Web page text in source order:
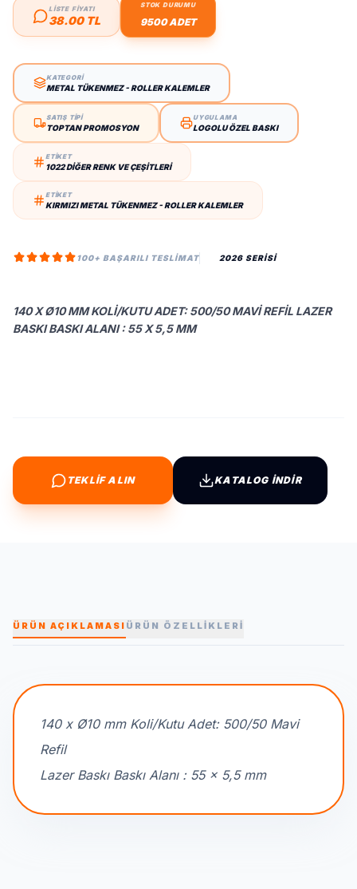
LİSTE FİYATI
38.00 TL
STOK DURUMU
9500 ADET
KATEGORİ
METAL TÜKENMEZ - ROLLER KALEMLER
SATIŞ TİPİ
TOPTAN PROMOSYON
UYGULAMA
LOGOLU ÖZEL BASKI
ETİKET
1022 DIĞER RENK VE ÇEŞITLERI
ETİKET
KIRMIZI METAL TÜKENMEZ - ROLLER KALEMLER
100+ BAŞARILI TESLIMAT 2026 SERİSİ
140 X Ø10 MM KOLI/KUTU ADET: 500/50 MAVI REFIL LAZER
BASKI BASKI ALANI : 55 X 5,5 MM
TEKLİF ALIN KATALOG İNDİR
ÜRÜN AÇIKLAMASI ÜRÜN ÖZELLİKLERİ
140 x Ø10 mm Koli/Kutu Adet: 500/50 Mavi
Refil
Lazer Baskı Baskı Alanı : 55 x 5,5 mm